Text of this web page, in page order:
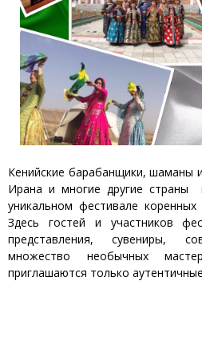
Кенийские барабанщики, шаманы
Ирана и многие другие
уникальном фестивале
Здесь гостей и участников
представления, сувениры,
множество необычных
приглашаются только